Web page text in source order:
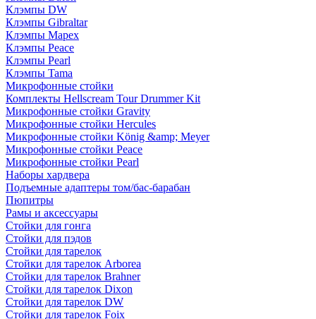
Клэмпы DW
Клэмпы Gibraltar
Клэмпы Mapex
Клэмпы Peace
Клэмпы Pearl
Клэмпы Tama
Микрофонные стойки
Комплекты Hellscream Tour Drummer Kit
Микрофонные стойки Gravity
Микрофонные стойки Hercules
Микрофонные стойки König &amp; Meyer
Микрофонные стойки Peace
Микрофонные стойки Pearl
Наборы хардвера
Подъемные адаптеры том/бас-барабан
Пюпитры
Рамы и аксессуары
Стойки для гонга
Стойки для пэдов
Стойки для тарелок
Стойки для тарелок Arborea
Стойки для тарелок Brahner
Стойки для тарелок Dixon
Стойки для тарелок DW
Стойки для тарелок Foix